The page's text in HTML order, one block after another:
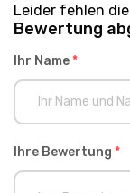
Leider fehlen
Bewertung
Ihr Name*
Ihre Bewertung *